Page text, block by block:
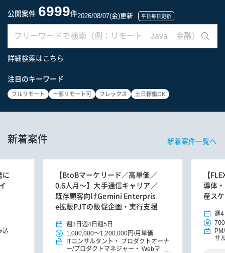
公開案件 6999件2026/08/07(金)更新 平日毎日更新
詳細検索はこちら
注目のキーワード
フルリモート 一部リモート可 フレックス 土日稼働OK
新着案件 新着案件一覧へ
に
込
【BtoBマーケリード／高単価／
0.6人月～】大手通信キャリア／
既存顧客向けGemini Enterpris
e拡販PJTの販促企画・実行支援
週3日 週4日 週5日
1,000,000～1,200,000円/月単価
ITコンサルタント
プロダクトオーナ
ー/プロダクトマネジャー
Webマー
【
導体
産ス
週4
サ